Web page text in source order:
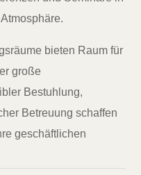
bieten Raum für
große
Bestuhlung,
Betreuung schaffen
geschäftlichen